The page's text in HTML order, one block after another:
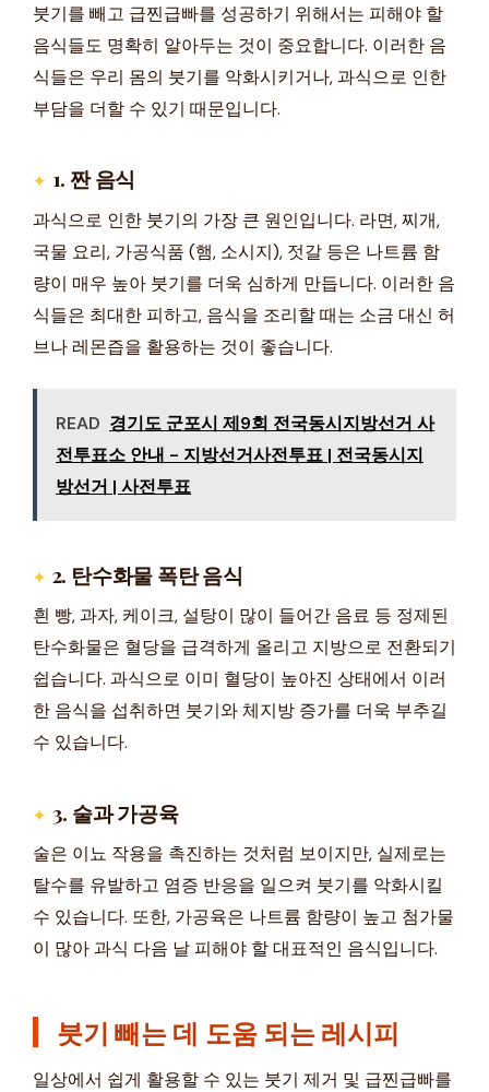
붓기를 빼고 급찐급빠를 성공하기 위해서는 피해야 할
음식들도 명확히 알아두는 것이 중요합니다. 이러한 음
식들은 우리 몸의 붓기를 악화시키거나, 과식으로 인한
부담을 더할 수 있기 때문입니다.
1. 짠 음식
과식으로 인한 붓기의 가장 큰 원인입니다. 라면, 찌개,
국물 요리, 가공식품 (햄, 소시지), 젓갈 등은 나트륨 함
량이 매우 높아 붓기를 더욱 심하게 만듭니다. 이러한 음
식들은 최대한 피하고, 음식을 조리할 때는 소금 대신 허
브나 레몬즙을 활용하는 것이 좋습니다.
READ 경기도 군포시 제9회 전국동시지방선거 사
전투표소 안내 - 지방선거사전투표 | 전국동시지
방선거 | 사전투표
2. 탄수화물 폭탄 음식
흰 빵, 과자, 케이크, 설탕이 많이 들어간 음료 등 정제된
탄수화물은 혈당을 급격하게 올리고 지방으로 전환되기
쉽습니다. 과식으로 이미 혈당이 높아진 상태에서 이러
한 음식을 섭취하면 붓기와 체지방 증가를 더욱 부추길
수 있습니다.
3. 술과 가공육
술은 이뇨 작용을 촉진하는 것처럼 보이지만, 실제로는
탈수를 유발하고 염증 반응을 일으켜 붓기를 악화시킬
수 있습니다. 또한, 가공육은 나트륨 함량이 높고 첨가물
이 많아 과식 다음 날 피해야 할 대표적인 음식입니다.
붓기 빼는 데 도움 되는 레시피
일상에서 쉽게 활용할 수 있는 붓기 제거 및 급찐급빠를